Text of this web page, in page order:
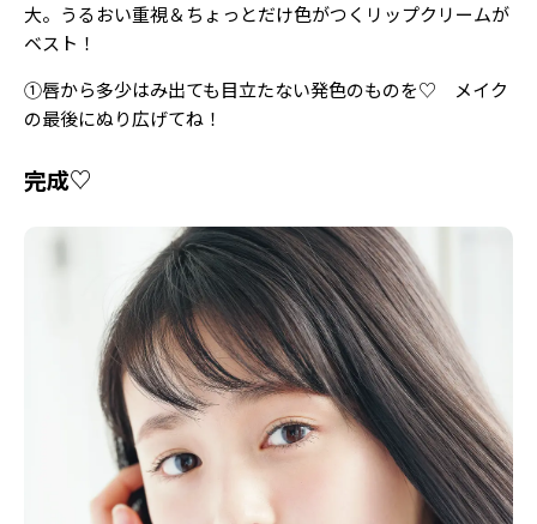
大。うるおい重視＆ちょっとだけ色がつくリップクリームが
ベスト！
①唇から多少はみ出ても目立たない発色のものを♡ メイク
の最後にぬり広げてね！
完成♡